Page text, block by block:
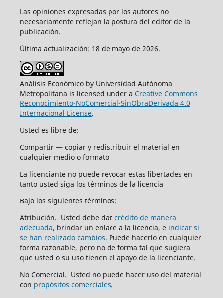
Las opiniones expresadas por los autores no
necesariamente reflejan la postura del editor de la
publicación.
Última actualización: 18 de mayo de 2026.
Análisis Económico by Universidad Autónoma
Metropolitana is licensed under a Creative Commons
Reconocimiento-NoComercial-SinObraDerivada 4.0
Internacional License.
Usted es libre de:
Compartir — copiar y redistribuir el material en
cualquier medio o formato
La licenciante no puede revocar estas libertades en
tanto usted siga los términos de la licencia
Bajo los siguientes términos:
Atribución. Usted debe dar crédito de manera
adecuada, brindar un enlace a la licencia, e indicar si
se han realizado cambios. Puede hacerlo en cualquier
forma razonable, pero no de forma tal que sugiera
que usted o su uso tienen el apoyo de la licenciante.
No Comercial. Usted no puede hacer uso del material
con propósitos comerciales.